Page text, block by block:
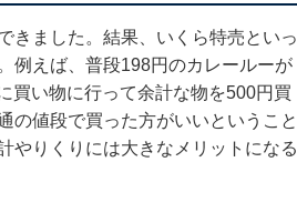
きました。結果、いくら特売といっ
例えば、普段198円のカレールーが
買い物に行って余計な物を500円買
の値段で買った方がいいということ
やりくりには大きなメリットになる